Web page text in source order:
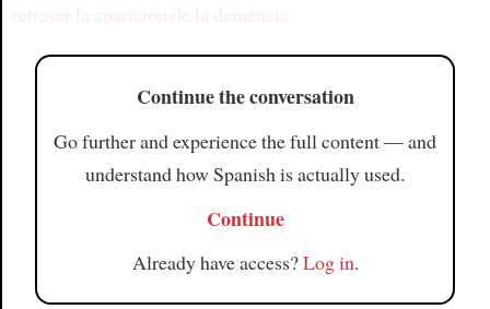
retrasar la aparición de la demencia
Continue the conversation
Go further and experience the full content — and
understand how Spanish is actually used.
Continue
Already have access?Log in.